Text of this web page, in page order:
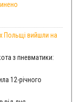
Польщі вийшли на
з пневматики:
12-річного